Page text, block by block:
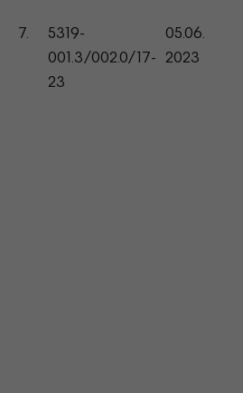
7.
5319-
001.3/002.0/17-
23
05.06.
2023